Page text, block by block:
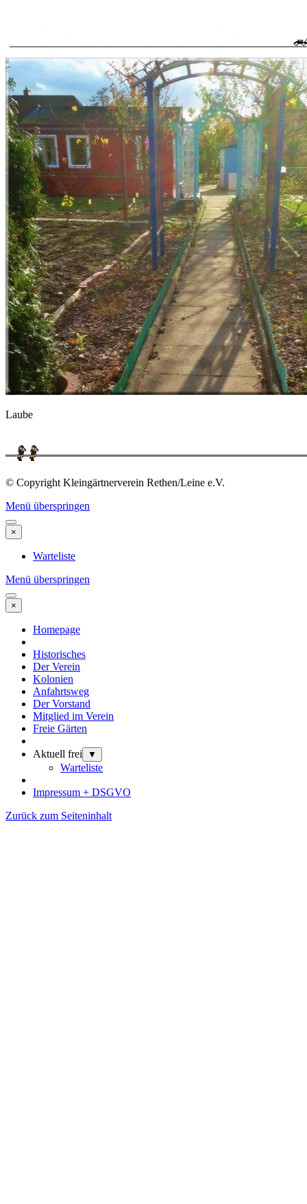
Laube
© Copyright Kleingärtnerverein Rethen/Leine e.V.
Menü überspringen
×
Warteliste
Menü überspringen
×
Homepage
Historisches
Der Verein
Kolonien
Anfahrtsweg
Der Vorstand
Mitglied im Verein
Freie Gärten
Aktuell frei ▼
Warteliste
Impressum + DSGVO
Zurück zum Seiteninhalt